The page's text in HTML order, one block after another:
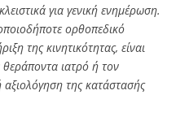
για γενική ενημέρωση.
ορθοπεδικό
της κινητικότητας, είναι
ιατρό ή τον
της κατάστασής